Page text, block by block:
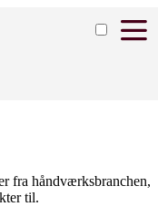
fra håndværksbranchen,
til.